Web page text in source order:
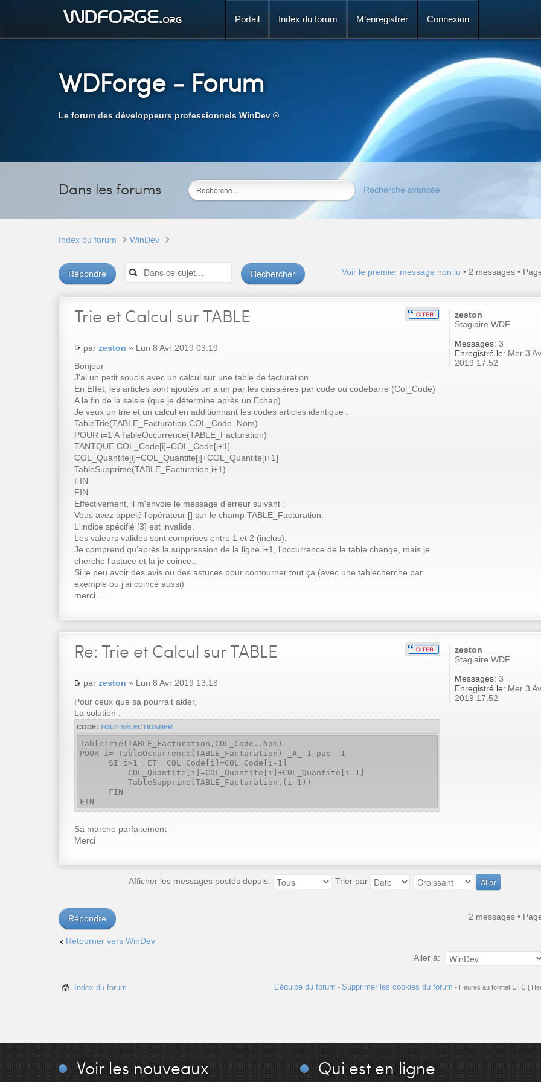
Portail Index du forum M’enregistrer Connexion
WDForge- Forum
Le forum des développeurs professionnels WinDev ®
Dans les forums Recherche avancée
Index du forum WinDev
Répondre Voir le premier message non lu • 2 messages •
Trie et Calcul sur TABLE
par zeston » Lun 8 Avr 2019 03:19
Bonjour
J'ai un petit soucis avec un calcul sur une table de facturation.
En Effet, les articles sont ajoutés un a un par les caissières par code ou codebarre (Col_Code)
A la fin de la saisie (que je détermine après un Echap)
Je veux un trie et un calcul en additionnant les codes articles identique :
TableTrie(TABLE_Facturation,COL_Code..Nom)
POUR i=1 A TableOccurrence(TABLE_Facturation)
TANTQUE COL_Code[i]=COL_Code[i+1]
COL_Quantite[i]=COL_Quantite[i]+COL_Quantite[i+1]
TableSupprime(TABLE_Facturation,i+1)
FIN
FIN
Effectivement, il m'envoie le message d'erreur suivant :
Vous avez appelé l'opérateur [] sur le champ TABLE_Facturation.
L'indice spécifié [3] est invalide.
Les valeurs valides sont comprises entre 1 et 2 (inclus).
Je comprend qu’après la suppression de la ligne i+1, l’occurrence de la table change, mais je
cherche l'astuce et la je coince..
Si je peu avoir des avis ou des astuces pour contourner tout ça (avec une tablecherche par
exemple ou j'ai coincé aussi)
merci...
zeston
Stagiaire WDF
Messages: 3
Enregistré le: Mer 3
2019 17:52
Re: Trie et Calcul sur TABLE
par zeston » Lun 8 Avr 2019 13:18
Pour ceux que sa pourrait aider,
La solution :
CODE: TOUT SÉLECTIONNER
TableTrie(TABLE_Facturation,COL_Code..Nom)
POUR i= TableOccurrence(TABLE_Facturation) _A_ 1 pas -1
SI i>1 _ET_ COL_Code[i]=COL_Code[i-1]
COL_Quantite[i]=COL_Quantite[i]+COL_Quantite[i-1]
TableSupprime(TABLE_Facturation,(i-1))
FIN
FIN
Sa marche parfaitement
Merci
zeston
Stagiaire WDF
Messages: 3
Enregistré le: Mer 3
2019 17:52
Afficher les messages postés depuis: Trier par
Répondre 2 messages •
Retourner vers WinDev
Aller à:
Index du forum L’équipe du forum • Supprimer les cookies du forum • Heures au format UTC [
Voir les nouveaux Qui est en ligne